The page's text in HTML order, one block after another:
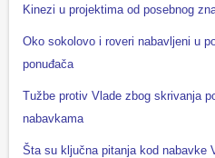
Kinezi u projektima od posebnog
Oko sokolovo i roveri nabavljeni u
ponuđača
Tužbe protiv Vlade zbog skrivanja
nabavkama
Šta su ključna pitanja kod nabavke